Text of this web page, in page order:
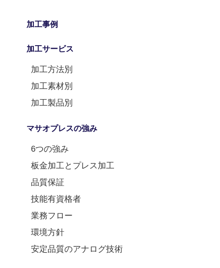
加工事例
加工サービス
加工方法別
加工素材別
加工製品別
マサオプレスの強み
6つの強み
板金加工とプレス加工
品質保証
技能有資格者
業務フロー
環境方針
安定品質のアナログ技術